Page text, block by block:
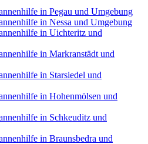
in Pegau und Umgebung
in Nessa und Umgebung
in Uichteritz und
in Markranstädt und
in Starsiedel und
in Hohenmölsen und
in Schkeuditz und
in Braunsbedra und